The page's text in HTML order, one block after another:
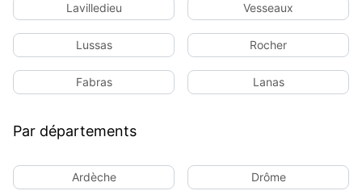
Lavilledieu Vesseaux
Lussas Rocher
Fabras Lanas
Par départements
Ardèche Drôme